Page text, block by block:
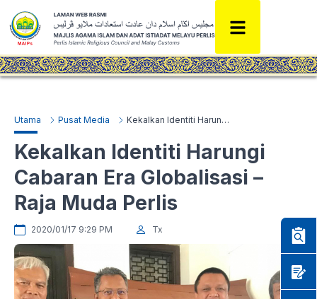
Utama Pusat Media Kekalkan Identiti Harungi Cabaran Era Globalisasi – Raja Muda Perlis
Kekalkan Identiti Harungi
Cabaran Era Globalisasi –
Raja Muda Perlis
2020/01/17 9:29 PM Tx